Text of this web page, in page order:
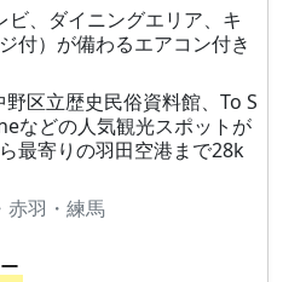
、ダイニングエリア、キ
付）が備わるエアコン付き
区立歴史民俗資料館、To S
などの人気観光スポットが
最寄りの羽田空港まで28k
赤羽・練馬